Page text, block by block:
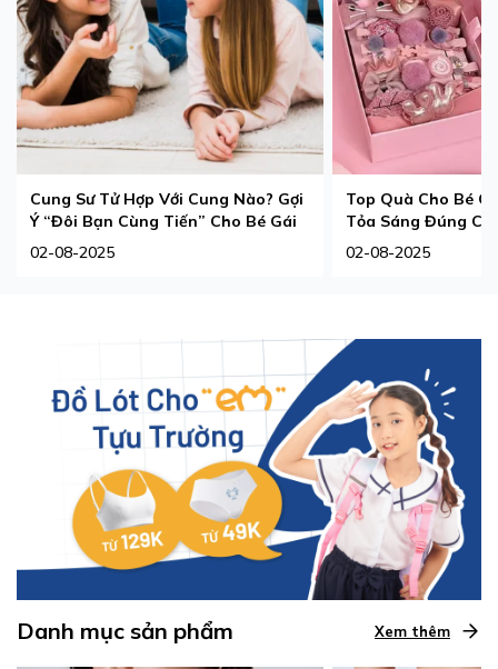
Cung Sư Tử Hợp Với Cung Nào? Gợi
Ý “Đôi Bạn Cùng Tiến” Cho Bé Gái
02-08-2025
Top Quà Cho Bé
Tỏa Sáng Đúng
02-08-2025
Danh mục sản phẩm Xem thêm